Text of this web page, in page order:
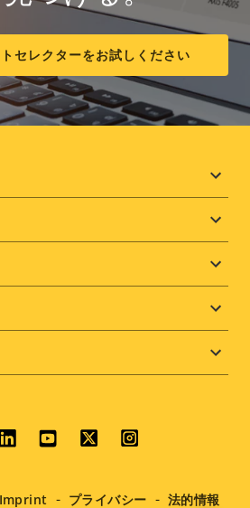
セレクターをお試しください
Imprint プライバシー 法的情報